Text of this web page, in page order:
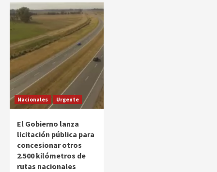
Nacionales Urgente
El Gobierno lanza
licitación pública para
concesionar otros
2.500 kilómetros de
rutas nacionales